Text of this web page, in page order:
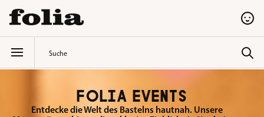
springen
FOLIA EVENTS
Entdecke die Welt des Bastelns hautnah. Unsere